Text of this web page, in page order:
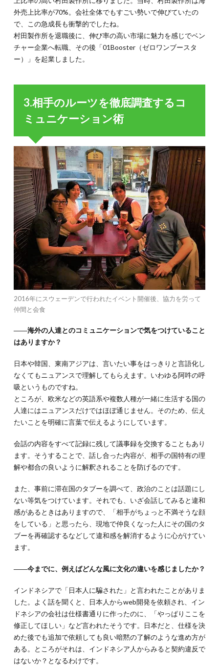
外売上比率が70%。会社全体でもすごい勢いで伸びていたの
で、この急成長も衝撃的でしたね。
村田製作所を退職後に、伸び率の高い市場に魅力を感じでベン
チャー企業へ転職、その後「01Booster（ゼロワンブースタ
ー）」を起業しました。
3.相手のルーツを徹底調査するコ
ミュニケーション術
2016年にスウェーデンで行われたイベント開催後、協力を労って
仲間と会食
――海外の人達とのコミュニケーションで気をつけていること
はありますか？
日本や韓国、東南アジアは、言いたい事をはっきりと言語化し
なくてもニュアンスで理解してもらえます。いわゆる阿吽の呼
吸というものですね。
ところが、欧米などの英語系や複数人種が一緒に生活する国の
人達にはニュアンスだけではほぼ通じません。そのため、伝え
たいことを明確に言葉で伝えるようにしています。
会話の内容をすべて記録に残して議事録を交換することもあり
ます。そうすることで、話し合った内容が、相手の国特有の理
解や都合の良いように解釈されることを防げるのです。
また、事前に滞在国のタブーを調べて、政治のことは話題にし
ない等気をつけています。それでも、いざ会話してみると違和
感があるときはありますので、「相手がちょっと不満そうな顔
をしている」と思ったら、現地で仲良くなった人にその国のタ
ブーを再確認するなどして違和感を解消するように心がけてい
ます。
――今までに、例えばどんな風に文化の違いを感じましたか？
インドネシアで「日本人に騙された」と言われたことがありま
した。よく話を聞くと、日本人からweb開発を依頼され、イン
ドネシアの会社は仕様書通りに作ったのに、「やっぱりここを
修正してほしい」など言われたそうです。日本だと、仕様を決
めた後でも追加で依頼しても良い暗黙の了解のような進め方が
ある。ところがそれは、インドネシア人からみると契約違反で
はないか？となるわけです。